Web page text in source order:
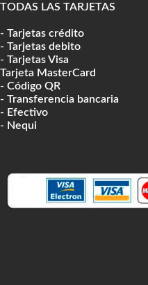
TODAS LAS TARJETAS
- Tarjetas crédito
- Tarjetas debito
- Tarjetas Visa
Tarjeta MasterCard
- Código QR
- Transferencia bancaria
- Efectivo
- Nequi